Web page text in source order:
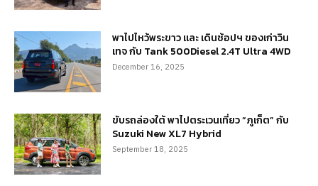
พาไปไหว้พระขาว และ เดินช้อปฯ ของเก่าวิน
เทจ กับ Tank 500Diesel 2.4T Ultra 4WD
December 16, 2025
ขับรถล่องใต้ พาไปตระเวนเที่ยว “ภูเก็ต” กับ
Suzuki New XL7 Hybrid
September 18, 2025